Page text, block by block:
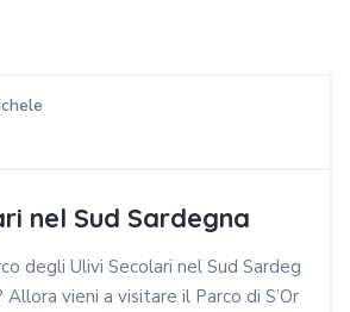
nel Sud Sardegna
degli Ulivi Secolari nel Sud Sardeg
vieni a visitare il Parco di S’Or